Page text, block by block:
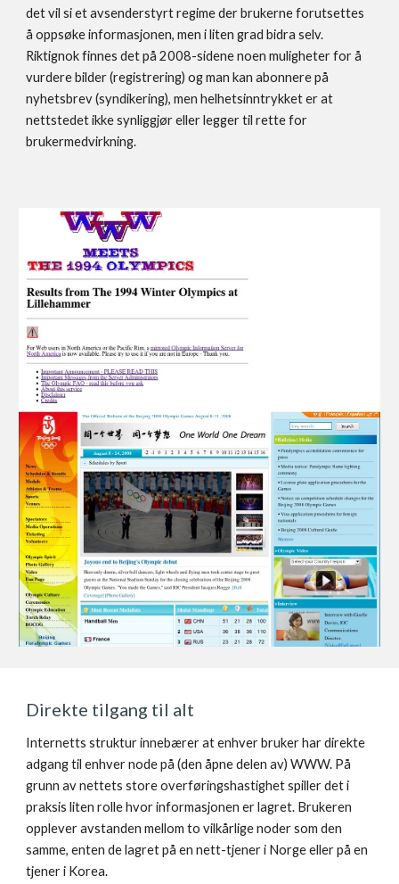
det vil si et avsenderstyrt regime der brukerne forutsettes
å oppsøke informasjonen, men i liten grad bidra selv.
Riktignok finnes det på 2008-sidene noen muligheter for å
vurdere bilder (registrering) og man kan abonnere på
nyhetsbrev (syndikering), men helhetsinntrykket er at
nettstedet ikke synliggjør eller legger til rette for
brukermedvirkning.
Direkte tilgang til alt
Internetts struktur innebærer at enhver bruker har direkte
adgang til enhver node på (den åpne delen av) WWW. På
grunn av nettets store overføringshastighet spiller det i
praksis liten rolle hvor informasjonen er lagret. Brukeren
opplever avstanden mellom to vilkårlige noder som den
samme, enten de lagret på en nett-tjener i Norge eller på en
tjener i Korea.